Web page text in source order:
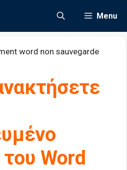
Menu
Word